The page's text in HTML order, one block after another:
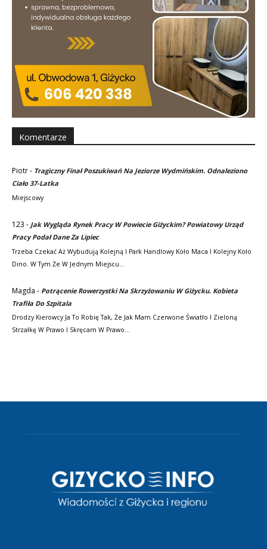
Komentarze
Piotr- Tragiczny Finał Poszukiwań Na Jeziorze Wydmińskim. Odnaleziono
Ciało 37-Latka
Miejscowy
123 - Jak Wygląda Rynek Pracy W Powiecie Giżyckim? Powiatowy Urząd
Pracy Podał Dane Za Lipiec
Trzeba Czekać Aż Wybudują Kolejną I Park Handlowy Koło Maca I Kolejny Koło
Dino. W Tym Że W Jednym Miejscu…
Magda - Potrącenie Rowerzystki Na Skrzyżowaniu W Giżycku. Kobieta
Trafiła Do Szpitala
Drodzy Kierowcy Ja To Robię Tak, Że Jak Mam Czerwone Światło I Zieloną
Strzałkę W Prawo I Skręcam W Prawo…